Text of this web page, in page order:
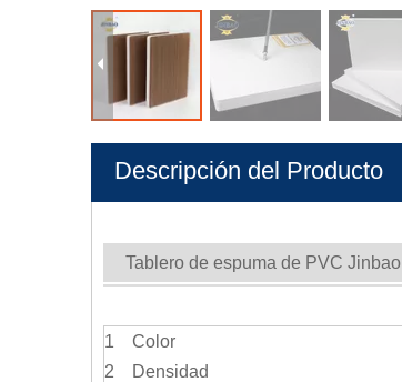
Descripción del Producto
Tablero de espuma de PVC Jinbao
1 Color
2
Densidad